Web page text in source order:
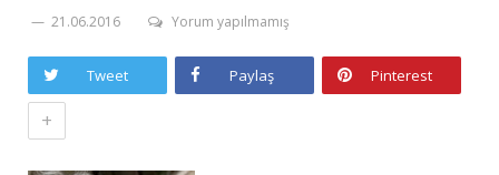
21.06.2016 Yorum yapılmamış
Tweet Paylaş Pinterest
+